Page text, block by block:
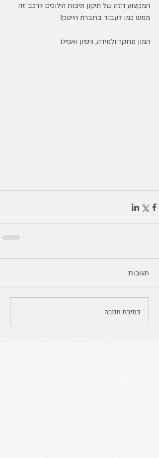
המקצוע הזה של תיקון תיבות הילוכים לרכב זה
ממש כמו לעבוד בחברת הייטק!
המון מחקר ולמידה, ניסיון ואפילו
תגובות
כתיבת תגובה...